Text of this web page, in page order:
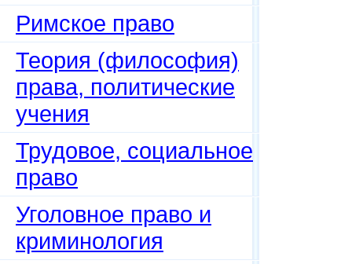
Римское право
Теория (философия)
права, политические
учения
Трудовое, социальное
право
Уголовное право и
криминология